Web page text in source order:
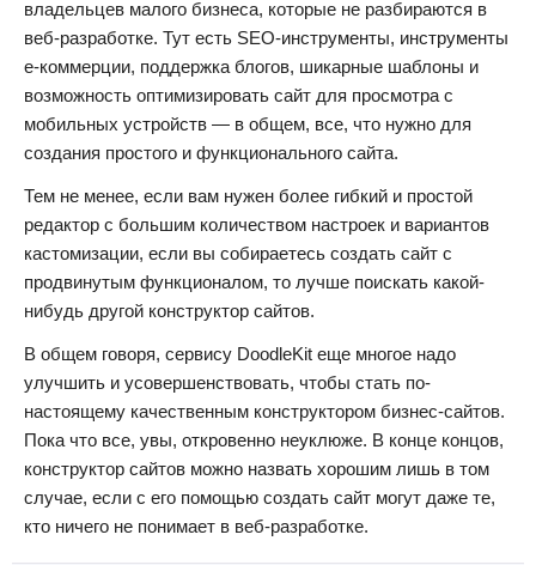
владельцев малого бизнеса, которые не разбираются в
веб-разработке. Тут есть SEO-инструменты, инструменты
е-коммерции, поддержка блогов, шикарные шаблоны и
возможность оптимизировать сайт для просмотра с
мобильных устройств — в общем, все, что нужно для
создания простого и функционального сайта.
Тем не менее, если вам нужен более гибкий и простой
редактор с большим количеством настроек и вариантов
кастомизации, если вы собираетесь создать сайт с
продвинутым функционалом, то лучше поискать какой-
нибудь другой конструктор сайтов.
В общем говоря, сервису DoodleKit еще многое надо
улучшить и усовершенствовать, чтобы стать по-
настоящему качественным конструктором бизнес-сайтов.
Пока что все, увы, откровенно неуклюже. В конце концов,
конструктор сайтов можно назвать хорошим лишь в том
случае, если с его помощью создать сайт могут даже те,
кто ничего не понимает в веб-разработке.